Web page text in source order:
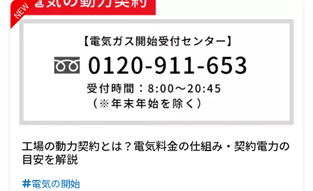
工場の動力契約とは？電気料金の仕組み・契約電力の
目安を解説
電気の開始